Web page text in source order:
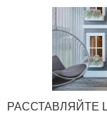
РАССТАВЛЯЙТЕ